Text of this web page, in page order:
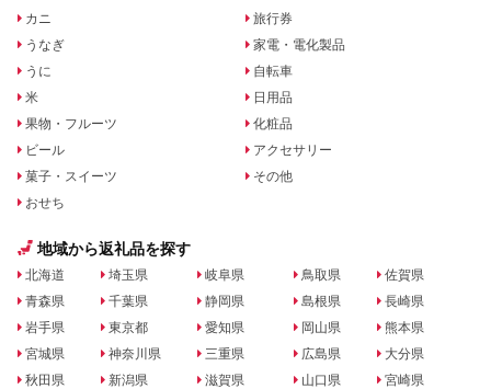
カニ
うなぎ
うに
米
果物・フルーツ
ビール
菓子・スイーツ
おせち
旅行券
家電・電化製品
自転車
日用品
化粧品
アクセサリー
その他
地域から返礼品を探す
北海道
青森県
岩手県
宮城県
秋田県
埼玉県
千葉県
東京都
神奈川県
新潟県
岐阜県
静岡県
愛知県
三重県
滋賀県
鳥取県
島根県
岡山県
広島県
山口県
佐賀県
長崎県
熊本県
大分県
宮崎県